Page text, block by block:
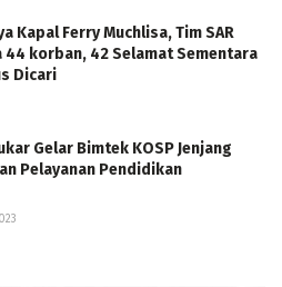
Kapal Ferry Muchlisa, Tim SAR
44 korban, 42 Selamat Sementara
Dicari
Gelar Bimtek KOSP Jenjang
Pelayanan Pendidikan